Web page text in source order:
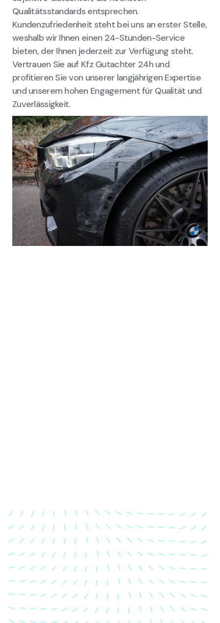
Qualitätsstandards entsprechen.
Kundenzufriedenheit steht bei uns an erster Stelle,
weshalb wir Ihnen einen 24-Stunden-Service
bieten, der Ihnen jederzeit zur Verfügung steht.
Vertrauen Sie auf Kfz Gutachter 24h und
profitieren Sie von unserer langjährigen Expertise
und unserem hohen Engagement für Qualität und
Zuverlässigkeit.
Karosserievermessung
Unsere exakte Karosserievermessung stellt sicher,
dass Ihre Fahrzeugkarosserie nach einem Unfall
wieder in ihren ursprünglichen Zustand gebracht
wird.